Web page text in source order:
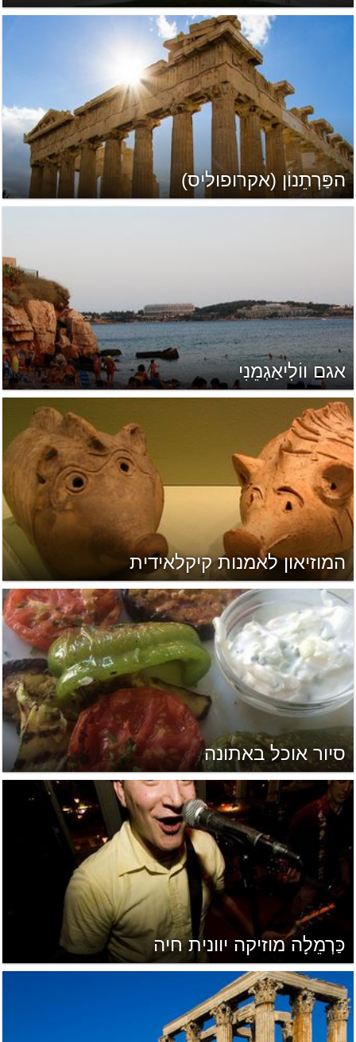
הפַּרְתֵנוֹן (אקרופוליס)
אגם ווֹלִיאַגְמֵנִי
המוזיאון לאמנות קיקלאידית
סיור אוכל באתונה
כַּרְמֵלָה מוזיקה יוונית חיה